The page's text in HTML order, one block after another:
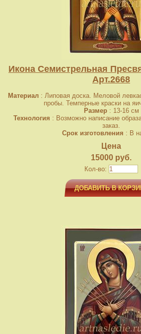
Икона Семистрельная
Арт.2668
Материал : Липовая доска. Меловой
пробы. Темперные краски на
Размер: 13-16 см
Технология : Возможно написание
заказ.
Срок изготовления : В
Цена
15000 руб.
Кол-во:
ДОБАВИТЬ В